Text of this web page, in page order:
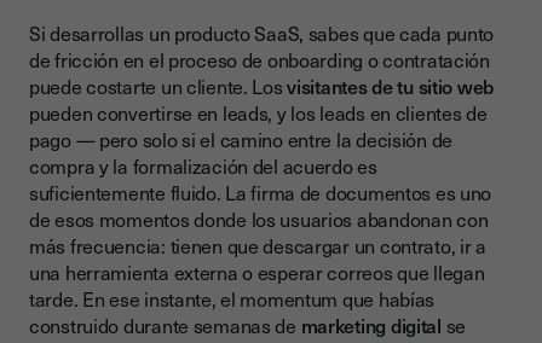
El impacto en tus métricas de crecimiento
Cómo la firma electrónica integrada impulsa tu tasa de
conversión
Una experiencia fluida que mantiene al usuario en tu
plataforma
Menos pasos, menos abandonos
Confianza legal que refuerza la percepción de tu marca
Firma electrónica en la facturación electrónica y los flujos
EDI
Si desarrollas un producto SaaS, sabes que cada punto
de fricción en el proceso de onboarding o contratación
puede costarte un cliente. Losvisitantes de tu sitio web
pueden convertirse en leads, y los leads en clientes de
pago — pero solo si el camino entre la decisión de
compra y la formalización del acuerdo es
suficientemente fluido. La firma de documentos es uno
de esos momentos donde los usuarios abandonan con
más frecuencia: tienen que descargar un contrato, ir a
una herramienta externa o esperar correos que llegan
tarde. En ese instante, el momentum que habías
construido durante semanas de marketing digital se